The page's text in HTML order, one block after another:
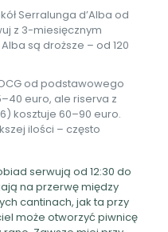
Serralunga d’Alba od
z 3-miesięcznym
są droższe – od 120
od podstawowego
euro, ale riserva z
kosztuje 60–90 euro.
ilości – często
serwują od 12:30 do
na przerwę między
cantinach, jak ta przy
może otworzyć piwnicę